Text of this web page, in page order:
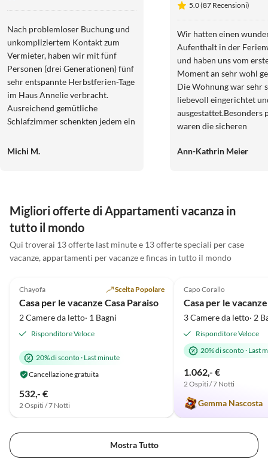
Nach problemloser Buchung und
unkompliziertem Kontakt zum
Vermieter, haben wir mit fünf
Personen (drei Generationen) fünf
sehr entspannte Herbstferien-Tage
im Haus Annelie verbracht.
Ausreichend gemütliche
Schlafzimmer schenkten jedem ein
eingerichteten Wohn-und
speisend einige Stunden. Die
hervorragend ausgestattete Küche
motivierte unsere drei Teenies
kreative Menüs zuzubereiten.
herbstlichen Temperaturen
genutzt. Die Küste war fußläufig
über ansprechende Wege zu
erreichen, auch die Einkäufe
einem nebligen Tag fuhren wir
nach Bremen und hatten dort
Schnoorviertel hat uns sehr
begeistert. Leider war die Zeit viel
Michi M.
Margarita
5.0 (87 Recensioni)
Wir hatten einen
Aufenthalt in der
und haben uns vom
Moment an sehr wohl
Die Wohnung war sehr
liebevoll eingerichtet
ausgestattet.Besonders
waren die sicheren
unsere E-Bikes sowie die
Ausgangspunkt für
Ostsee war mit dem
sodass wir viele schöne
unternehmen konnten.
Die Gastgeber waren
freundlich und
kommen gerne wieder
können die
weiterempfehlen!
Ann-Kathrin Meier
Migliori offerte di Appartamenti vacanza in
tutto il mondo
Qui troverai 13 offerte last minute e 13 offerte speciali per case
vacanze, appartamenti per vacanze e fincas in tutto il mondo
Annuncio in
Chayofa Scelta Popolare
Casa per le vacanze Casa Paraiso
2 Camere da letto· 1 Bagni
Risponditore Veloce
20% di sconto· Last minute
Cancellazione gratuita
532,- €
2 Ospiti / 7 Notti
Capo Corallo
3 Camere da letto· 2
Risponditore Veloce
20% di sconto· Last
1.062,- €
2 Ospiti / 7 Notti
Gemma Nascosta
Mostra Tutto